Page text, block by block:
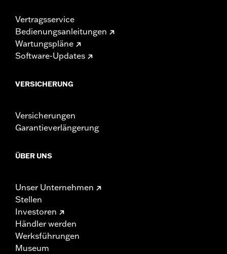
Vertragsservice
Bedienungsanleitungen
Wartungspläne
Software-Updates
VERSICHERUNG
Versicherungen
Garantieverlängerung
ÜBER UNS
Unser Unternehmen
Stellen
Investoren
Händler werden
Werksführungen
Museum